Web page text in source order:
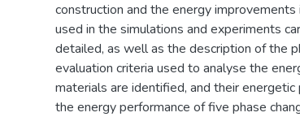
construction and the energy
used in the simulations and experiments
detailed, as well as the description of the
evaluation criteria used to analyse the
materials are identified, and their energetic
the energy performance of five phase